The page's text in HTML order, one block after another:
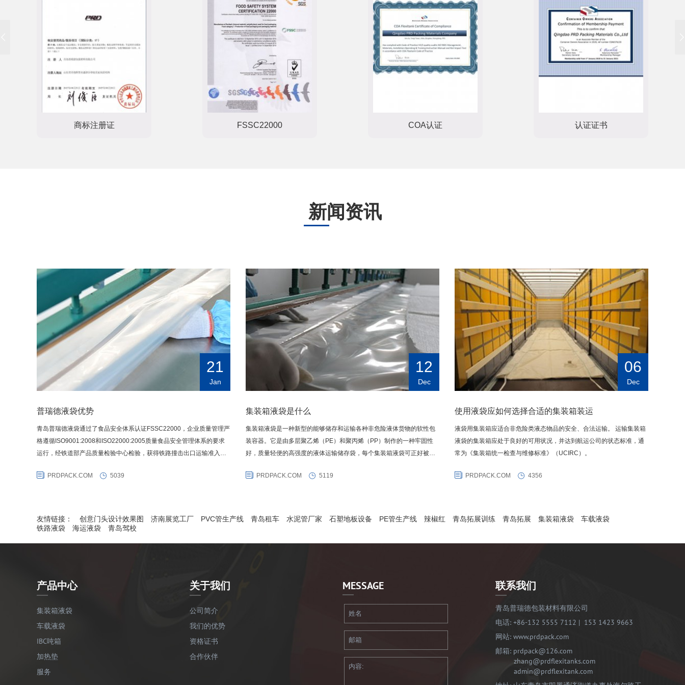
IOS9001 ISO22000 商标注册证 FSSC22000
新闻资讯
21
Jan
普瑞德液袋优势
青岛普瑞德液袋通过了食品安全体系认证FSSC22000，企业质量管理严
格遵循ISO9001:2008和ISO22000:2005质量食品安全管理体系的要求
运行，经铁道部产品质量检验中心检验，获得铁路撞击出口运输准入资
（TTCL）国际COA铁路撞击试验和生产检测审核，同时荣获FQML集装
PRDPACK.COM 5039
12
Dec
集装箱液袋是什么
集装箱液袋是一种新型的能够储存和运输各种非危险液体货物的软性包
装容器。它是由多层聚乙烯（PE）和聚丙烯（PP）制作的一种牢固性
好，质量轻便的高强度的液体运输储存袋，每个集装箱液袋可正好被置
000公升液体，将其铺设在标准集装箱内,灌入液体,旋紧灌装口并关闭箱
PRDPACK.COM 5119
06
Dec
使用液袋应如何选择合适的集装箱装运
液袋用集装箱应适合非危险类液态物品的安全、合法运输。 运输集装箱
液袋的集装箱应处于良好的可用状况，并达到航运公司的状态标准，通
常为《集装箱统一检查与维修标准》（UCIRC）。
PRDPACK.COM 4356
友情链接： 创意门头设计效果图 济南展览工厂 PVC管生产线 青岛租车 水泥管厂家 石塑地板设备 PE管生产线 辣椒红 青岛拓展训练 青岛拓展 集装箱液袋
车载液袋
铁路液袋
海运液袋 青岛驾校
产品中心
集装箱液袋
车载液袋
IBC吨箱
加热垫
服务
关于我们
公司简介
我们的优势
资格证书
合作伙伴
MESSAGE 联系我们
青岛普瑞德包装材料有限公司
电话: +86-132 5555 7112 | 153 1423 9663
网站: www.prdpack.com
邮箱: prdpack@126.com
zhang@prdflexitanks.com
admin@prdflexitank.com